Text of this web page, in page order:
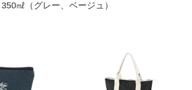
㎖（グレー、ベージュ）